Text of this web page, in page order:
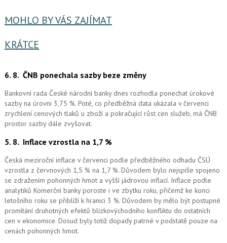
MOHLO BY VÁS ZAJÍMAT
KRÁTCE
6. 8. ČNB ponechala sazby beze změny
Bankovní rada České národní banky dnes rozhodla ponechat úrokové
sazby na úrovni 3,75 %. Poté, co předběžná data ukázala v červenci
zrychlení cenových tlaků u zboží a pokračující růst cen služeb, má ČNB
prostor sazby dále zvyšovat.
5. 8. Inflace vzrostla na 1,7 %
Česká meziroční inflace v červenci podle předběžného odhadu ČSÚ
vzrostla z červnových 1,5 % na 1,7 %. Důvodem bylo nejspíše spojeno
se zdražením pohonných hmot a vyšší jádrovou inflací. Inflace podle
analytiků Komerční banky poroste i ve zbytku roku, přičemž ke konci
letošního roku se přiblíží k hranici 3 %. Důvodem by mělo být postupné
promítání druhotných efektů blízkovýchodního konfliktu do ostatních
cen v ekonomice. Dosud byly totiž dopady patrné v podstatě pouze na
cenách pohonných hmot.